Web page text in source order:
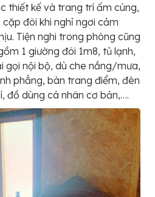
thiết kế và trang trí ấm cúng,
đôi khi nghỉ ngơi cảm
Tiện nghi trong phòng cũng
1 giường đôi 1m8, tủ lạnh,
gọi nội bộ, dù che nắng/mưa,
phẳng, bàn trang điểm, đèn
đồ dùng cá nhân cơ bản,….